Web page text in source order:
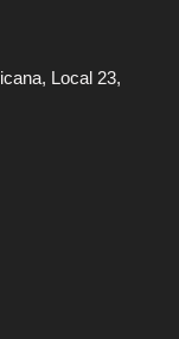
Local 23,